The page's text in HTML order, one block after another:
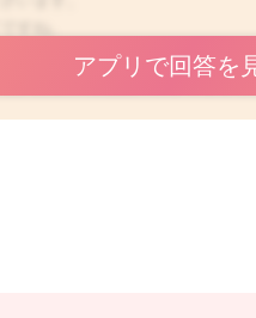
なるのでしょうか？
、体重の増えはいかがでしょう
なります。
といかがでしょうか？
アプリで回答を